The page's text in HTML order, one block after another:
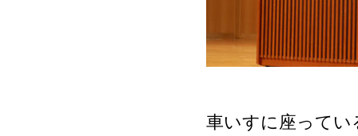
車いすに座ってい